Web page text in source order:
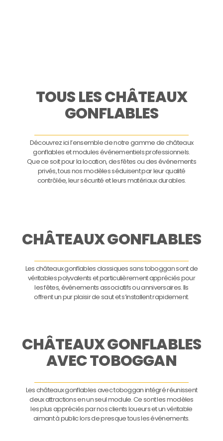
TOUS LES CHÂTEAUX
GONFLABLES
Découvrez ici l’ensemble de notre gamme de châteaux
gonflables et modules événementiels professionnels.
Que ce soit pour la location, des fêtes ou des événements
privés, tous nos modèles séduisent par leur qualité
contrôlée, leur sécurité et leurs matériaux durables.
CHÂTEAUX GONFLABLES
Les châteaux gonflables classiques sans toboggan sont de
véritables polyvalents et particulièrement appréciés pour
les fêtes, événements associatifs ou anniversaires. Ils
offrent un pur plaisir de saut et s’installent rapidement.
CHÂTEAUX GONFLABLES
AVEC TOBOGGAN
Les châteaux gonflables avec toboggan intégré réunissent
deux attractions en un seul module. Ce sont les modèles
les plus appréciés par nos clients loueurs et un véritable
aimant à public lors de presque tous les événements.